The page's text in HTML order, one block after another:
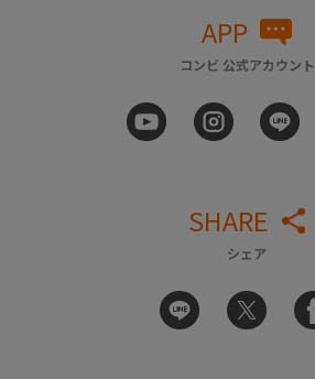
APP
コンビ 公式アカウント
SHARE
シェア